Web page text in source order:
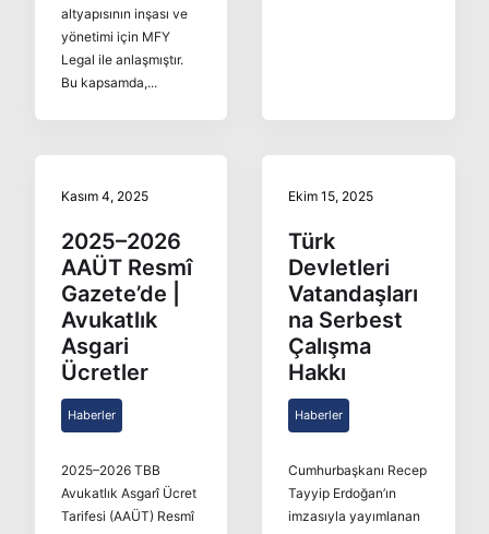
altyapısının inşası ve
yönetimi için MFY
Legal ile anlaşmıştır.
Bu kapsamda,...
Kasım 4, 2025
2025–2026
AAÜT Resmî
Gazete’de |
Avukatlık
Asgari
Ücretler
Haberler
2025–2026 TBB
Avukatlık Asgarî Ücret
Tarifesi (AAÜT) Resmî
Ekim 15, 2025
Türk
Devletleri
Vatandaşları
na Serbest
Çalışma
Hakkı
Haberler
Cumhurbaşkanı Recep
Tayyip Erdoğan’ın
imzasıyla yayımlanan